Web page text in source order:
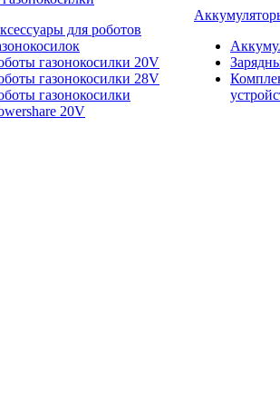
для роботов
газонокосилки 20V
газонокосилки 28V
газонокосилки
20V